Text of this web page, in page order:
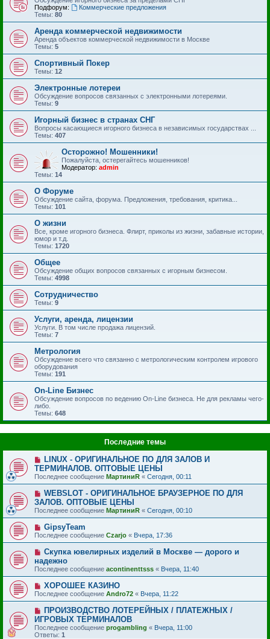
Подфорум:
Коммерческие предложения
Темы: 80
Аренда коммерческой недвижимости
Аренда объектов коммерческой недвижимости в Москве
Темы: 5
Спортивный Покер
Темы: 12
Электронные лотереи
Обсуждение вопросов связанных с электронными лотереями.
Темы: 9
Игорный бизнес в странах СНГ
Вопросы касающиеся игорного бизнеса в независимых государствах ...
Темы: 407
Осторожно! Мошенники!
Пожалуйста, остерегайтесь мошенников!
Модератор: admin
Темы: 14
О Форуме
Обсуждение сайта, форума. Предложения, требования, критика...
Темы: 101
О жизни
Все, кроме игорного бизнеса. Флирт, приколы из жизни, забавные истории,
юмор и т.д.
Темы: 1720
Общее
Обсуждение общих вопросов связанных с игорным бизнесом.
Темы: 4998
Сотрудничество
Темы: 9
Услуги, аренда, лицензии
Услуги. В том числе продажа лицензий.
Темы: 7
Метрология
Обсуждение всего что связанно с метрологическим контролем игрового
оборудования
Темы: 191
On-Line Бизнес
Обсуждение вопросов по ведению On-Line бизнеса. Не для рекламы чего-
либо.
Темы: 648
Последние темы
LINUX - ОРИГИНАЛЬНОЕ ПО ДЛЯ ЗАЛОВ И
ТЕРМИНАЛОВ. ОПТОВЫЕ ЦЕНЫ
Последнее сообщение МартиниR « Сегодня, 00:11
WEBSLOT - ОРИГИНАЛЬНОЕ БРАУЗЕРНОЕ ПО ДЛЯ
ЗАЛОВ. ОПТОВЫЕ ЦЕНЫ
Последнее сообщение МартиниR « Сегодня, 00:10
GipsyTeam
Последнее сообщение Czarjo « Вчера, 17:36
Скупка ювелирных изделий в Москве — дорого и
надежно
Последнее сообщение acontinenttsss « Вчера, 11:40
ХОРОШЕЕ КАЗИНО
Последнее сообщение Andro72 « Вчера, 11:22
ПРОИЗВОДСТВО ЛОТЕРЕЙНЫХ / ПЛАТЕЖНЫХ /
ИГРОВЫХ ТЕРМИНАЛОВ
Последнее сообщение progambling « Вчера, 11:00
Ответы: 1